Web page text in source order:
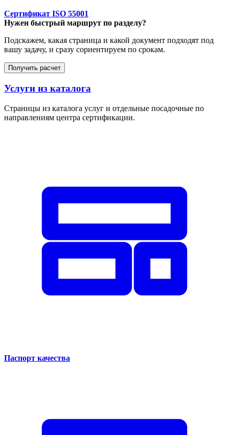
Сертификат ISO 55001
Нужен быстрый маршрут по разделу?
Подскажем, какая страница и какой документ подходят под
вашу задачу, и сразу сориентируем по срокам.
Получить расчет
Услуги из каталога
Страницы из каталога услуг и отдельные посадочные по
направлениям центра сертификации.
Паспорт качества